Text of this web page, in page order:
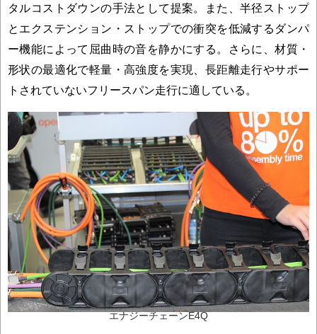
タルコストダウンの手法として提案。また、半径ストップ
とエクステンション・ストップでの衝突を低減するダンパ
ー機能によって屈曲時の音を静かにする。さらに、材質・
形状の最適化で軽量・高強度を実現、長距離走行やサポー
トされていないフリースパン走行に適している。
エナジーチェーンE4Q